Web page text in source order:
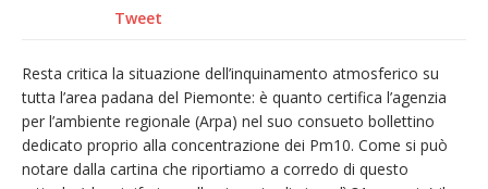
Tweet
Resta critica la situazione dell’inquinamento atmosferico su
tutta l’area padana del Piemonte: è quanto certifica l’agenzia
per l’ambiente regionale (Arpa) nel suo consueto bollettino
dedicato proprio alla concentrazione dei Pm10. Come si può
notare dalla cartina che riportiamo a corredo di questo